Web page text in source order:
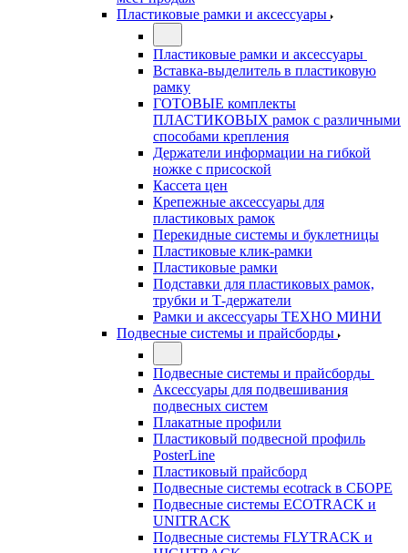
Пластиковые рамки и аксессуары
Пластиковые рамки и аксессуары
Вставка-выделитель в пластиковую
рамку
ГОТОВЫЕ комплекты
ПЛАСТИКОВЫХ рамок с различными
способами крепления
Держатели информации на гибкой
ножке с присоской
Кассета цен
Крепежные аксессуары для
пластиковых рамок
Перекидные системы и буклетницы
Пластиковые клик-рамки
Пластиковые рамки
Подставки для пластиковых рамок,
трубки и Т-держатели
Рамки и аксессуары ТЕХНО МИНИ
Подвесные системы и прайсборды
Подвесные системы и прайсборды
Аксессуары для подвешивания
подвесных систем
Плакатные профили
Пластиковый подвесной профиль
PosterLine
Пластиковый прайсборд
Подвесные системы ecotrack в СБОРЕ
Подвесные системы ECOTRACK и
UNITRACK
Подвесные системы FLYTRACK и